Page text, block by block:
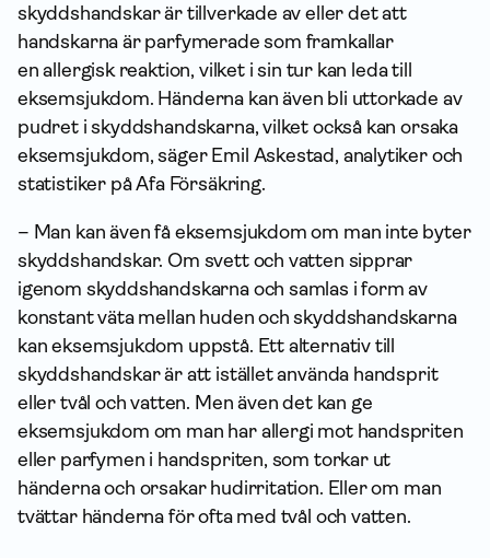
skyddshandskar är tillverkade av eller det att
handskarna är parfymerade som framkallar
en allergisk reaktion, vilket i sin tur kan leda till
eksemsjukdom. Händerna kan även bli uttorkade av
pudret i skyddshandskarna, vilket också kan orsaka
eksemsjukdom, säger Emil Askestad, analytiker och
statistiker på Afa Försäkring.
– Man kan även få eksemsjukdom om man inte byter
skyddshandskar. Om svett och vatten sipprar
igenom skyddshandskarna och samlas i form av
konstant väta mellan huden och skyddshandskarna
kan eksemsjukdom uppstå. Ett alternativ till
skyddshandskar är att istället använda handsprit
eller tvål och vatten. Men även det kan ge
eksemsjukdom om man har allergi mot handspriten
eller parfymen i handspriten, som torkar ut
händerna och orsakar hudirritation. Eller om man
tvättar händerna för ofta med tvål och vatten.